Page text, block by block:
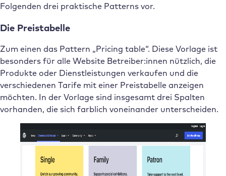
Folgenden drei praktische Patterns vor.
Die Preistabelle
Zum einen das Pattern „Pricing table“. Diese Vorlage ist
besonders für alle Website Betreiber:innen nützlich, die
Produkte oder Dienstleistungen verkaufen und die
verschiedenen Tarife mit einer Preistabelle anzeigen
möchten. In der Vorlage sind insgesamt drei Spalten
vorhanden, die sich farblich voneinander unterscheiden.